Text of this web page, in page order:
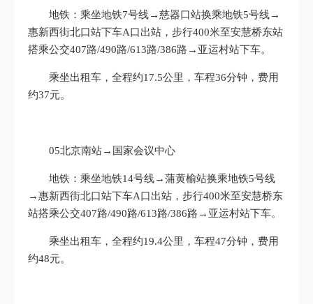
地铁：乘坐地铁7号线→慈器口站换乘地铁5号线→
惠新西街北口站下车A口出站，步行400米至安慧桥东站
搭乘公交407路/490路/613路/386路→亚运村站下车。
乘坐出租车，全程约17.5公里，车程36分钟，费用
约37元。
05北京南站→国家会议中心
地铁：乘坐地铁14号线→蒲黄榆站换乘地铁5号线
→惠新西街北口站下车A口出站，步行400米至安慧桥东
站搭乘公交407路/490路/613路/386路→亚运村站下车。
乘坐出租车，全程约19.4公里，车程47分钟，费用
约48元。